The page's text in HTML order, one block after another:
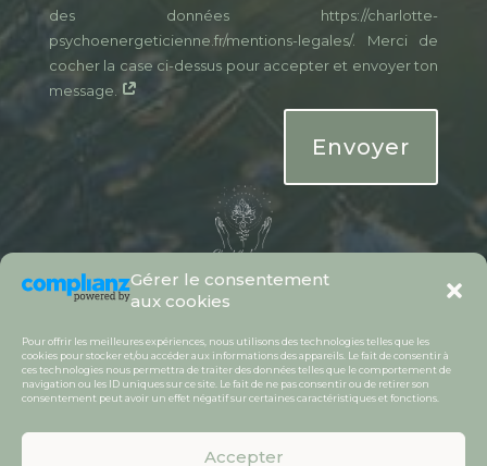
Gérer le consentement
aux cookies
Pour offrir les meilleures expériences, nous utilisons des technologies telles que les
cookies pour stocker et/ou accéder aux informations des appareils. Le fait de consentir à
ces technologies nous permettra de traiter des données telles que le comportement de
navigation ou les ID uniques sur ce site. Le fait de ne pas consentir ou de retirer son
consentement peut avoir un effet négatif sur certaines caractéristiques et fonctions.
Accepter
des données https://charlotte-
psychoenergeticienne.fr/mentions-legales/. Merci de
cocher la case ci-dessus pour accepter et envoyer ton
message.
Envoyer
Copyright©charlotte-psychoenergeticienne.fr
2026 / Tous droits réservés /CGV/Mentions
Politique de cookies (UE) | Charlotte